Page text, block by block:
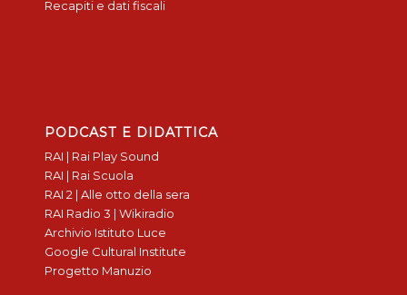
Recapiti e dati fiscali
PODCAST E DIDATTICA
RAI | Rai Play Sound
RAI | Rai Scuola
RAI 2 | Alle otto della sera
RAI Radio 3 | Wikiradio
Archivio Istituto Luce
Google Cultural Institute
Progetto Manuzio